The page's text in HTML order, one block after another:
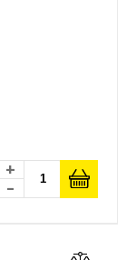
+
-